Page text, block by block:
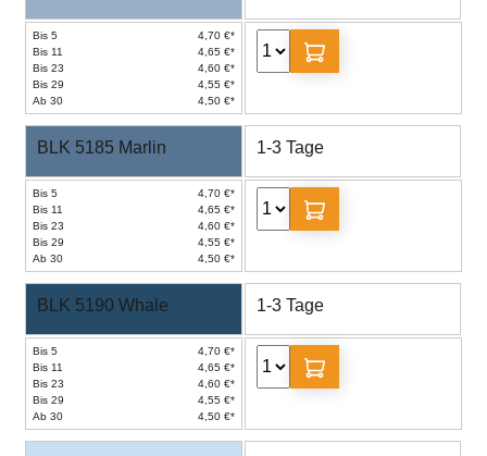
Bis 5
4,70 €*
Bis 11
4,65 €*
Bis 23
4,60 €*
Bis 29
4,55 €*
Ab 30
4,50 €*
BLK 5185 Marlin 1-3 Tage
Bis 5
4,70 €*
Bis 11
4,65 €*
Bis 23
4,60 €*
Bis 29
4,55 €*
Ab 30
4,50 €*
BLK 5190 Whale 1-3 Tage
Bis 5
4,70 €*
Bis 11
4,65 €*
Bis 23
4,60 €*
Bis 29
4,55 €*
Ab 30
4,50 €*